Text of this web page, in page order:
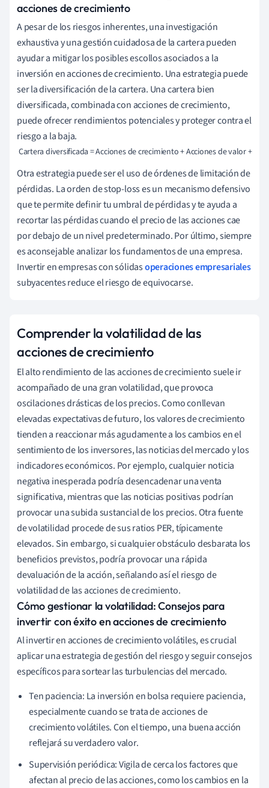
acciones de crecimiento
A pesar de los riesgos inherentes, una investigación
exhaustiva y una gestión cuidadosa de la cartera pueden
ayudar a mitigar los posibles escollos asociados a la
inversión en acciones de crecimiento. Una estrategia puede
ser la diversificación de la cartera. Una cartera bien
diversificada, combinada con acciones de crecimiento,
puede ofrecer rendimientos potenciales y proteger contra el
riesgo a la baja.
Cartera diversificada = Acciones de crecimiento + Acciones de valor +
Otra estrategia puede ser el uso de órdenes de limitación de
pérdidas. La orden de stop-loss es un mecanismo defensivo
que te permite definir tu umbral de pérdidas y te ayuda a
recortar las pérdidas cuando el precio de las acciones cae
por debajo de un nivel predeterminado. Por último, siempre
es aconsejable analizar los fundamentos de una empresa.
Invertir en empresas con sólidasoperaciones empresariales
subyacentes reduce el riesgo de equivocarse.
Comprender la volatilidad de las
acciones de crecimiento
El alto rendimiento de las acciones de crecimiento suele ir
acompañado de una gran volatilidad, que provoca
oscilaciones drásticas de los precios. Como conllevan
elevadas expectativas de futuro, los valores de crecimiento
tienden a reaccionar más agudamente a los cambios en el
sentimiento de los inversores, las noticias del mercado y los
indicadores económicos. Por ejemplo, cualquier noticia
negativa inesperada podría desencadenar una venta
significativa, mientras que las noticias positivas podrían
provocar una subida sustancial de los precios. Otra fuente
de volatilidad procede de sus ratios PER, típicamente
elevados. Sin embargo, si cualquier obstáculo desbarata los
beneficios previstos, podría provocar una rápida
devaluación de la acción, señalando así el riesgo de
volatilidad de las acciones de crecimiento.
Cómo gestionar la volatilidad: Consejos para
invertir con éxito en acciones de crecimiento
Al invertir en acciones de crecimiento volátiles, es crucial
aplicar una estrategia de gestión del riesgo y seguir consejos
específicos para sortear las turbulencias del mercado.
Ten paciencia: La inversión en bolsa requiere paciencia,
especialmente cuando se trata de acciones de
crecimiento volátiles. Con el tiempo, una buena acción
reflejará su verdadero valor.
Supervisión periódica: Vigila de cerca los factores que
afectan al precio de las acciones, como los cambios en la